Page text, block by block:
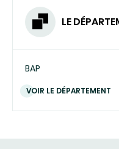
LE
BAP
VOIR LE DÉPARTEMENT